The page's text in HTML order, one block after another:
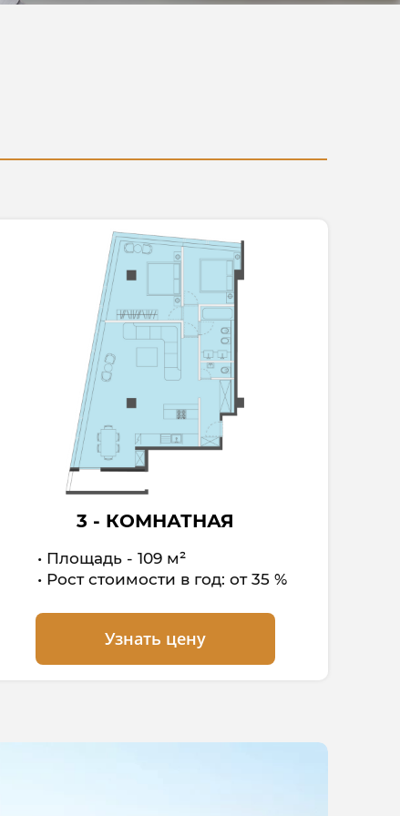
3 - КОМНАТНАЯ
Площадь - 109 м²
Рост стоимости в год: от 35 %
Узнать цену